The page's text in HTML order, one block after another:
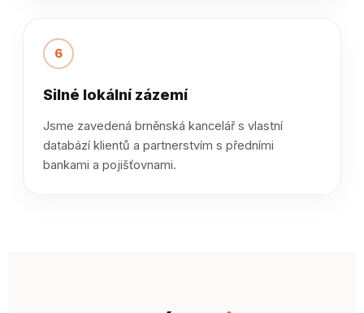
6
Silné lokální zázemí
Jsme zavedená brněnská kancelář s vlastní
databází klientů a partnerstvím s předními
bankami a pojišťovnami.